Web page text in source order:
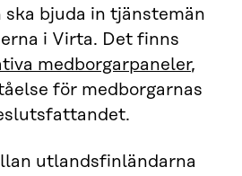
bjuda in tjänstemän
i Virta. Det finns
medborgarpaneler,
för medborgarnas
utlandsfinländarna